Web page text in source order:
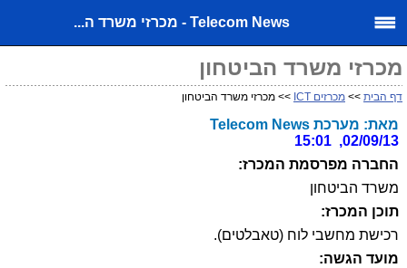
Telecom News - מכרזי משרד ה...
מכרזי משרד הביטחון
דף הבית >> מכרזים ICT >> מכרזי משרד הביטחון
מאת: מערכת Telecom News
02/09/13, 15:01
החברה מפרסמת המכרז:
משרד הביטחון
תוכן המכרז:
רכישת מחשבי לוח (טאבלטים).
מועד הגשה: